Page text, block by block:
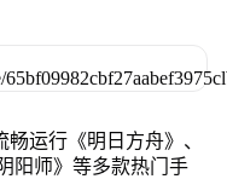
运行《明日方舟》、
阳师》等多款热门手